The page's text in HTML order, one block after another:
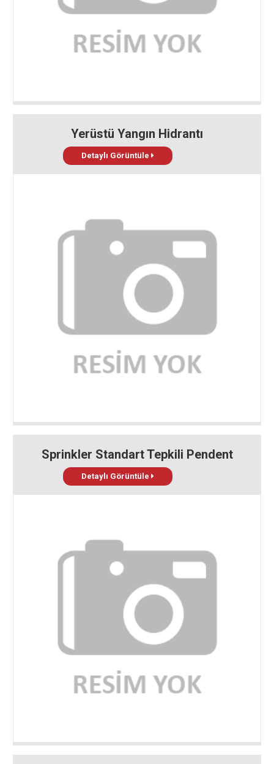
Yerüstü Yangın Hidrantı
Detaylı Görüntüle
Sprinkler Standart Tepkili Pendent
Detaylı Görüntüle